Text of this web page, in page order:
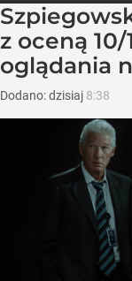
z oceną
oglądania
Dodano:dzisiaj 8:38